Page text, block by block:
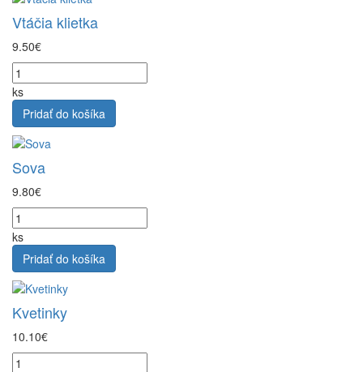
Vtáčia klietka
9.50€
ks
Pridať do košíka
Sova
9.80€
ks
Pridať do košíka
Kvetinky
10.10€